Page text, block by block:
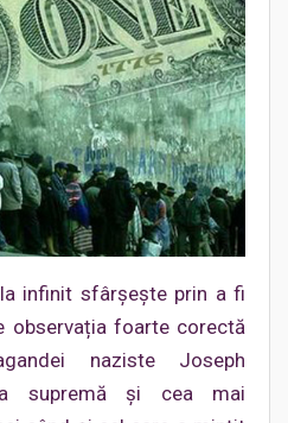
infinit sfârșește prin a fi
observația foarte corectă
naziste Joseph
supremă și cea mai